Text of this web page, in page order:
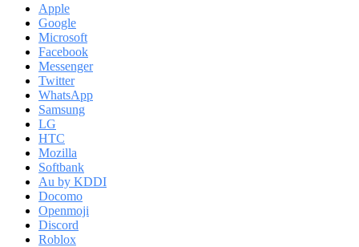
Apple
Google
Microsoft
Facebook
Messenger
Twitter
WhatsApp
Samsung
LG
HTC
Mozilla
Softbank
Au by KDDI
Docomo
Openmoji
Discord
Roblox